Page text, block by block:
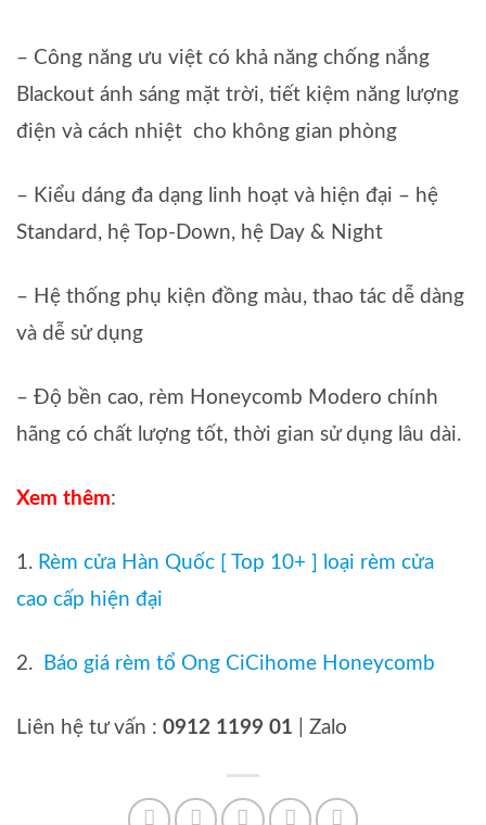
– Công năng ưu việt có khả năng chống nắng
Blackout ánh sáng mặt trời, tiết kiệm năng lượng
điện và cách nhiệt cho không gian phòng
– Kiểu dáng đa dạng linh hoạt và hiện đại – hệ
Standard, hệ Top-Down, hệ Day & Night
– Hệ thống phụ kiện đồng màu, thao tác dễ dàng
và dễ sử dụng
– Độ bền cao, rèm Honeycomb Modero chính
hãng có chất lượng tốt, thời gian sử dụng lâu dài.
Xem thêm:
1. Rèm cửa Hàn Quốc [ Top 10+ ] loại rèm cửa
cao cấp hiện đại
2. Báo giá rèm tổ Ong CiCihome Honeycomb
Liên hệ tư vấn : 0912 1199 01 | Zalo